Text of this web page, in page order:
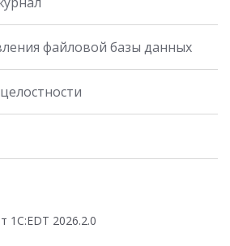
файловой базы данных
1C:EDT 2026.2.0